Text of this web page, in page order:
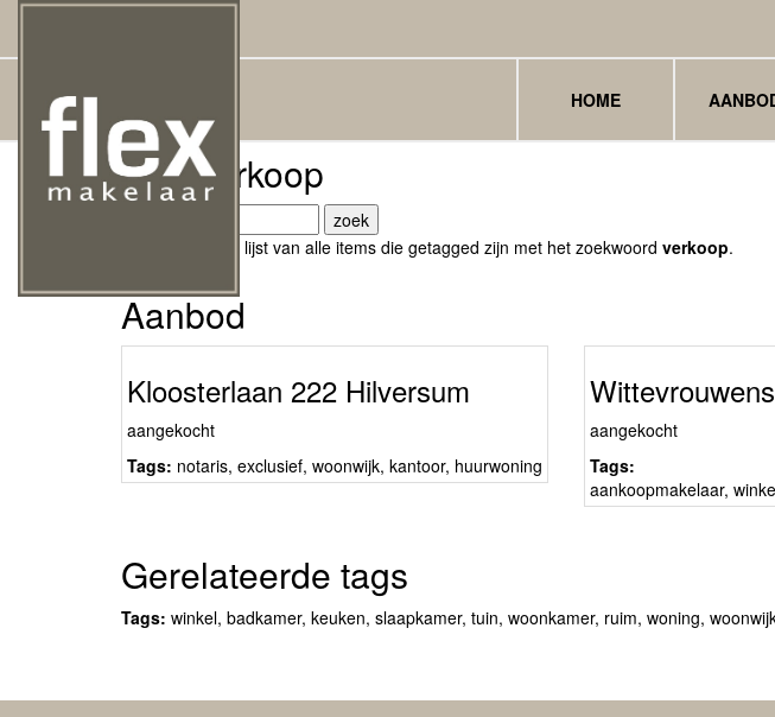
HOME
Tag: verkoop
Hier vindt u een lijst van alle items die getagged zijn met het zoekwoord verkoop.
Aanbod
Kloosterlaan 222 Hilversum
aangekocht
Tags: notaris, exclusief, woonwijk, kantoor, huurwoning
aangekocht
Tags:
aankoopmakelaar,
Gerelateerde tags
Tags: winkel, badkamer, keuken, slaapkamer, tuin, woonkamer, ruim, woning,